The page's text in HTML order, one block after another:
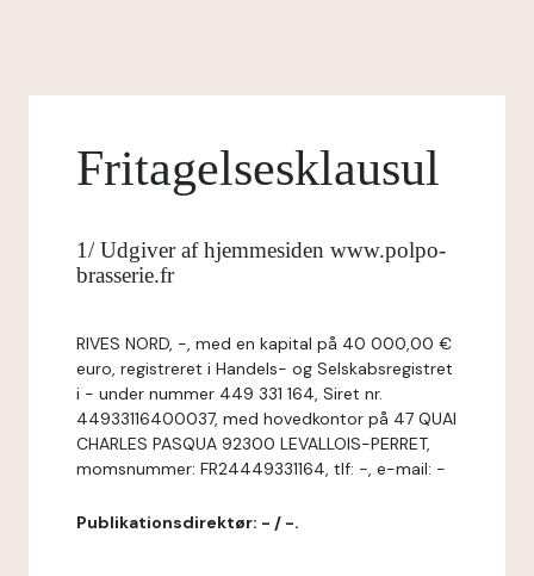
Fritagelsesklausul
1/ Udgiver af hjemmesiden www.polpo-
brasserie.fr
RIVES NORD, -, med en kapital på 40 000,00 €
euro, registreret i Handels- og Selskabsregistret
i - under nummer 449 331 164, Siret nr.
44933116400037, med hovedkontor på 47 QUAI
CHARLES PASQUA 92300 LEVALLOIS-PERRET,
momsnummer: FR24449331164, tlf: -, e-mail: -
Publikationsdirektør: - / -.